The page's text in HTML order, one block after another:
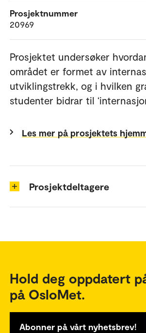
Prosjektnummer
20969
Prosjektet undersøker
området er formet av
utviklingstrekk, og i hvilken
studenter bidrar til
Les mer på prosjektets
Prosjektdeltagere
Hold deg oppdatert
på OsloMet.
Abonner på vårt nyhetsbrev!